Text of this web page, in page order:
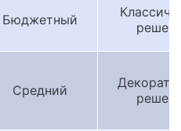
Бюджетный
Средний